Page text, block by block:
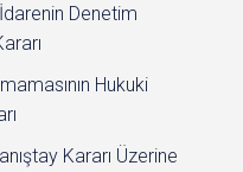
Denetim
Hukuki
Kararı Üzerine